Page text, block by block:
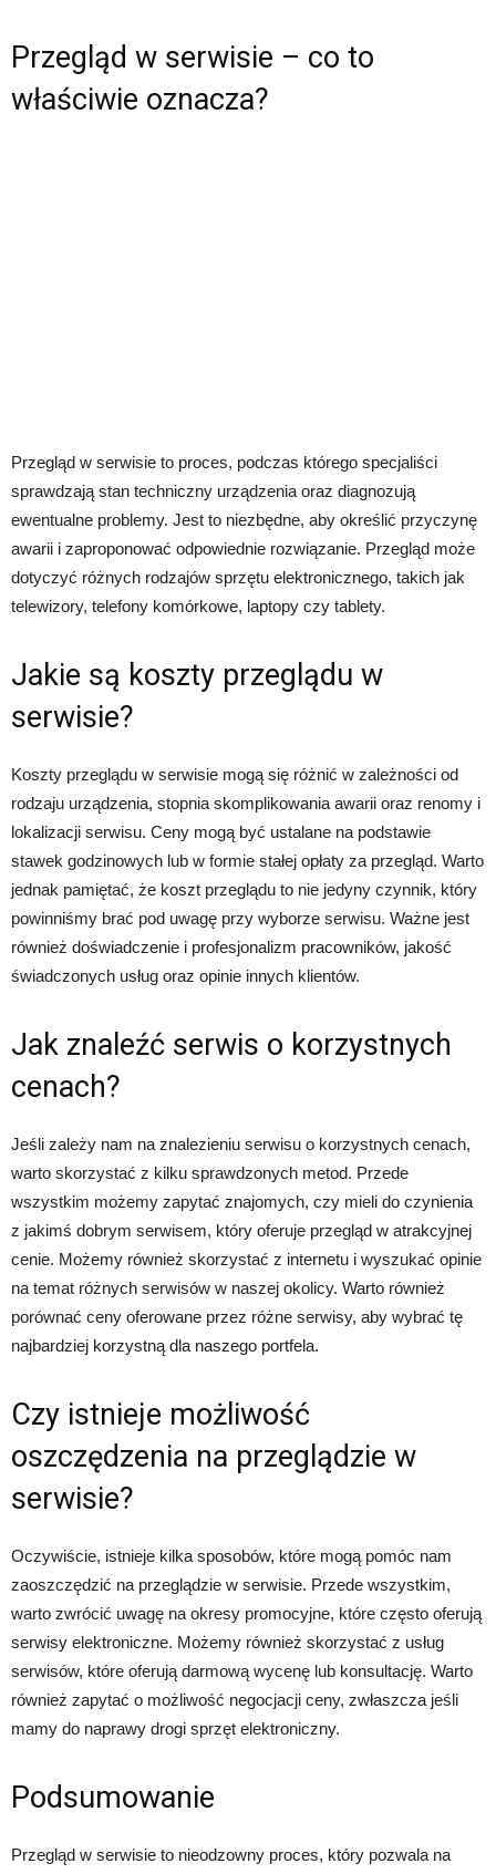
Przegląd w serwisie – co to
właściwie oznacza?
Przegląd w serwisie to proces, podczas którego specjaliści
sprawdzają stan techniczny urządzenia oraz diagnozują
ewentualne problemy. Jest to niezbędne, aby określić przyczynę
awarii i zaproponować odpowiednie rozwiązanie. Przegląd może
dotyczyć różnych rodzajów sprzętu elektronicznego, takich jak
telewizory, telefony komórkowe, laptopy czy tablety.
Jakie są koszty przeglądu w
serwisie?
Koszty przeglądu w serwisie mogą się różnić w zależności od
rodzaju urządzenia, stopnia skomplikowania awarii oraz renomy i
lokalizacji serwisu. Ceny mogą być ustalane na podstawie
stawek godzinowych lub w formie stałej opłaty za przegląd. Warto
jednak pamiętać, że koszt przeglądu to nie jedyny czynnik, który
powinniśmy brać pod uwagę przy wyborze serwisu. Ważne jest
również doświadczenie i profesjonalizm pracowników, jakość
świadczonych usług oraz opinie innych klientów.
Jak znaleźć serwis o korzystnych
cenach?
Jeśli zależy nam na znalezieniu serwisu o korzystnych cenach,
warto skorzystać z kilku sprawdzonych metod. Przede
wszystkim możemy zapytać znajomych, czy mieli do czynienia
z jakimś dobrym serwisem, który oferuje przegląd w atrakcyjnej
cenie. Możemy również skorzystać z internetu i wyszukać opinie
na temat różnych serwisów w naszej okolicy. Warto również
porównać ceny oferowane przez różne serwisy, aby wybrać tę
najbardziej korzystną dla naszego portfela.
Czy istnieje możliwość
oszczędzenia na przeglądzie w
serwisie?
Oczywiście, istnieje kilka sposobów, które mogą pomóc nam
zaoszczędzić na przeglądzie w serwisie. Przede wszystkim,
warto zwrócić uwagę na okresy promocyjne, które często oferują
serwisy elektroniczne. Możemy również skorzystać z usług
serwisów, które oferują darmową wycenę lub konsultację. Warto
również zapytać o możliwość negocjacji ceny, zwłaszcza jeśli
mamy do naprawy drogi sprzęt elektroniczny.
Podsumowanie
Przegląd w serwisie to nieodzowny proces, który pozwala na